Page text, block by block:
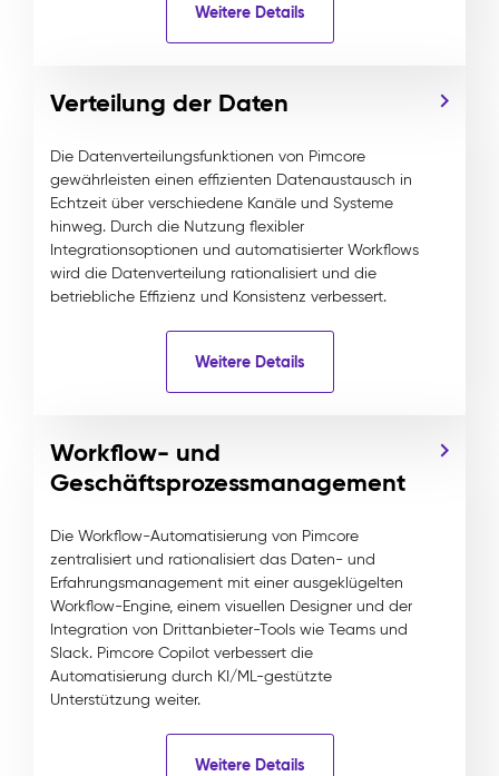
Weitere Details
Verteilung der Daten
Die Datenverteilungsfunktionen von Pimcore
gewährleisten einen effizienten Datenaustausch in
Echtzeit über verschiedene Kanäle und Systeme
hinweg. Durch die Nutzung flexibler
Integrationsoptionen und automatisierter Workflows
wird die Datenverteilung rationalisiert und die
betriebliche Effizienz und Konsistenz verbessert.
Weitere Details
Workflow- und
Geschäftsprozessmanagement
Die Workflow-Automatisierung von Pimcore
zentralisiert und rationalisiert das Daten- und
Erfahrungsmanagement mit einer ausgeklügelten
Workflow-Engine, einem visuellen Designer und der
Integration von Drittanbieter-Tools wie Teams und
Slack. Pimcore Copilot verbessert die
Automatisierung durch KI/ML-gestützte
Unterstützung weiter.
Weitere Details